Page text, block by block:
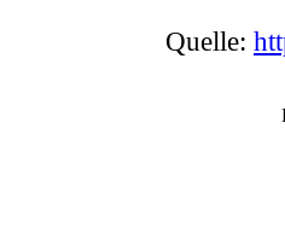
Quelle: